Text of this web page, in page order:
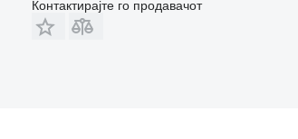
Контактирајте го продавачот